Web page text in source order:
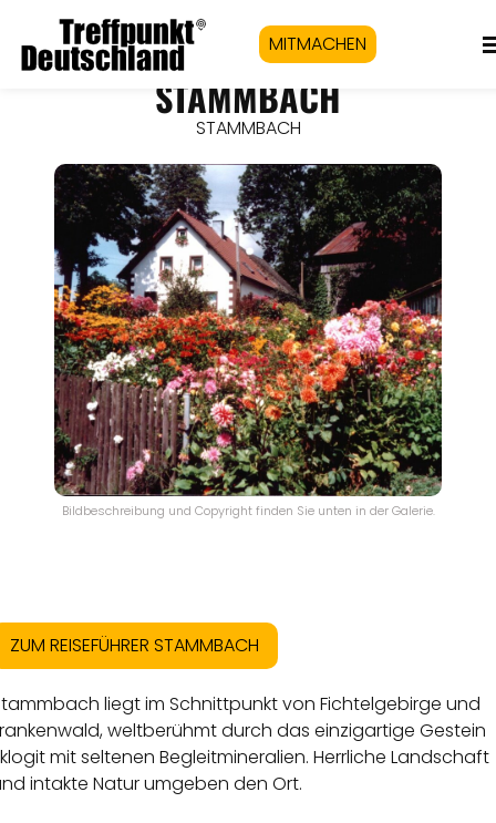
MITMACHEN
STAMMBACH
STAMMBACH
Bildbeschreibung und Copyright finden Sie unten in der Galerie.
ZUM REISEFÜHRER STAMMBACH
liegt im Schnittpunkt von Fichtelgebirge und
weltberühmt durch das einzigartige Gestein
mit seltenen Begleitmineralien. Herrliche Landschaft
intakte Natur umgeben den Ort.